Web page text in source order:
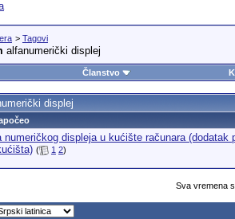
> Tagovi
alfanumerički displej
Članstvo
displej
numeričkog displeja u kućište računara (dodatak
( 1 2)
Sva vremena